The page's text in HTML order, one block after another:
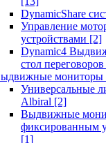
DynamicShare
Управление
устройствами [2]
Dynamic4
стол переговоров
мониторы
Универсальные
Albiral [2]
Выдвижные
фиксированным
[1]